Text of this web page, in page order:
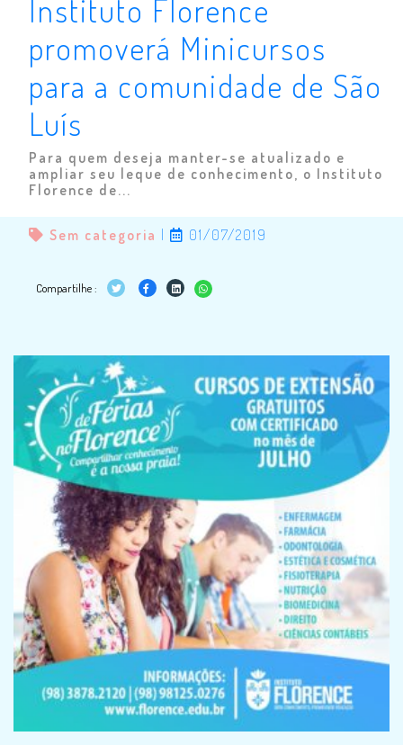
Instituto Florence
promoverá Minicursos
para a comunidade de São
Luís
Para quem deseja manter-se atualizado e
ampliar seu leque de conhecimento, o Instituto
Florence de...
Sem categoria 01/07/2019
Compartilhe :